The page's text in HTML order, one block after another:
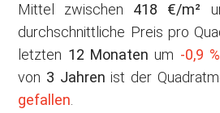
Mittel zwischen 418 €/m²
durchschnittliche Preis pro
letzten 12 Monaten um -0,9
von 3 Jahren ist der
gefallen